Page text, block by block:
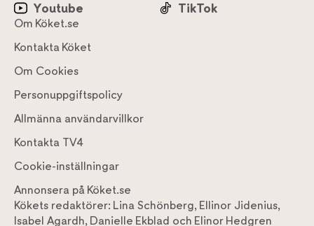
Youtube
TikTok
Om Köket.se
Kontakta Köket
Om Cookies
Personuppgiftspolicy
Allmänna användarvillkor
Kontakta TV4
Cookie-inställningar
Annonsera på Köket.se
Kökets redaktörer: Lina Schönberg, Ellinor Jidenius,
Isabel Agardh, Danielle Ekblad och Elinor Hedgren